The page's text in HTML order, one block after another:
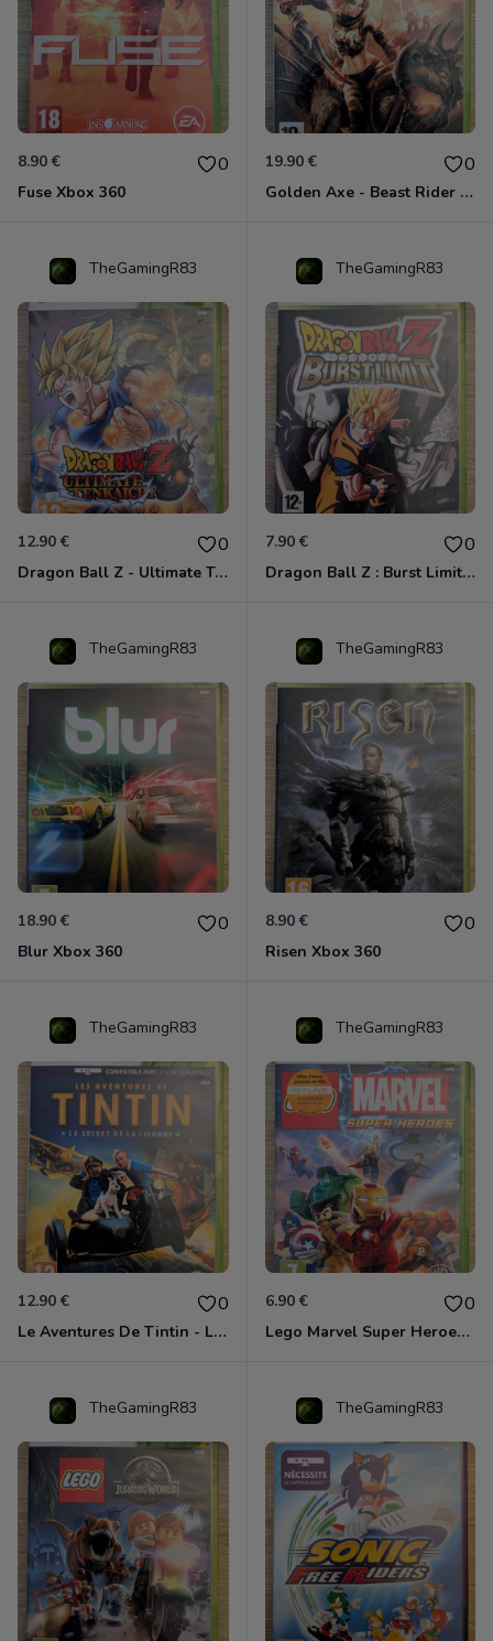
8.90 € 0
Fuse Xbox 360
19.90 € 0
Golden Axe - Beast Rider Xbox 360
TheGamingR83
12.90 € 0
Dragon Ball Z - Ultimate Tenkaichi Xbox 360
TheGamingR83
7.90 € 0
Dragon Ball Z : Burst Limit Xbox 360
TheGamingR83
18.90 € 0
Blur Xbox 360
TheGamingR83
8.90 € 0
Risen Xbox 360
TheGamingR83
12.90 € 0
Le Aventures De Tintin - Le Secret De La Licorne Xbox 360
TheGamingR83
6.90 € 0
Lego Marvel Super Heroes Xbox 360
TheGamingR83 TheGamingR83